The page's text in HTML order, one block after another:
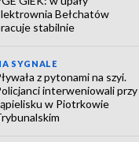
Bełchatów
stabilnie
SYGNALE
z pytonami na szyi.
interweniowali przy
w Piotrkowie